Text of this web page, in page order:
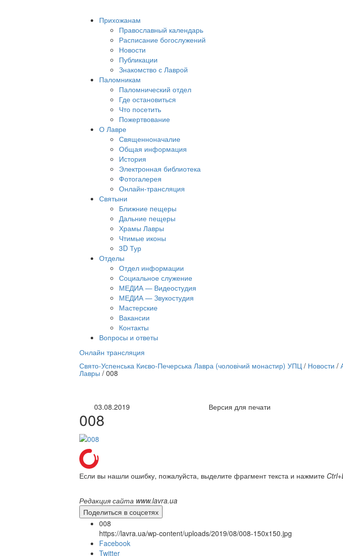
Прихожанам
Православный календарь
Расписание богослужений
Новости
Публикации
Знакомство с Лаврой
Паломникам
Паломнический отдел
Где остановиться
Что посетить
Пожертвование
О Лавре
Священноначалие
Общая информация
История
Электронная библиотека
Фотогалерея
Онлайн-трансляция
Святыни
Ближние пещеры
Дальние пещеры
Храмы Лавры
Чтимые иконы
3D Тур
Отделы
Отдел информации
Социальное служение
МЕДИА — Видеостудия
МЕДИА — Звукостудия
Мастерские
Вакансии
Контакты
Вопросы и ответы
Онлайн трансляция
12 сентября
Свято-Успенська Києво-Печерська Лавра (чоловічий монастир) УПЦ/ Новости /
Лавры / 008
03.08.2019 Версия для печати
008
Если вы нашли ошибку, пожалуйста, выделите фрагмент текста и нажмите
Редакция сайта www.lavra.ua
Поделиться в соцсетях
008
https://lavra.ua/wp-content/uploads/2019/08/008-150x150.jpg
Facebook
Twitter